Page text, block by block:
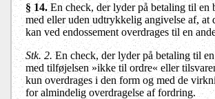
§ 14.En check, der lyder på betaling til en
med eller uden udtrykkelig angivelse af, at
kan ved endossement overdrages til en
Stk. 2.En check, der lyder på betaling til en
med tilføjelsen »ikke til ordre« eller
kun overdrages i den form og med de
for almindelig overdragelse af fordring.